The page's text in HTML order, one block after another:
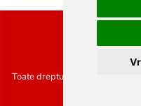
Toate drepturile rezervate SC